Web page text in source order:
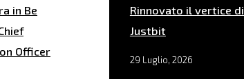
in Be
Officer
Rinnovato il vertice di
Justbit
29 Luglio, 2026